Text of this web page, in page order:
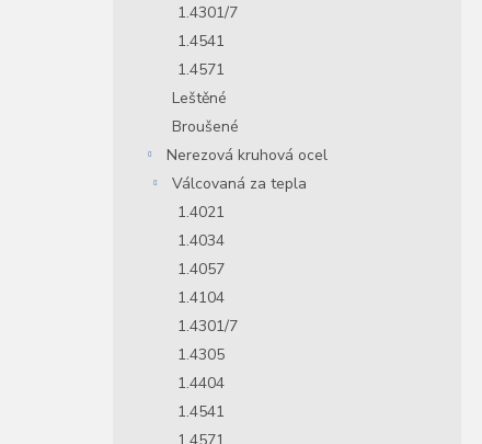
1.4301/7
1.4541
1.4571
Leštěné
Broušené
Nerezová kruhová ocel
Válcovaná za tepla
1.4021
1.4034
1.4057
1.4104
1.4301/7
1.4305
1.4404
1.4541